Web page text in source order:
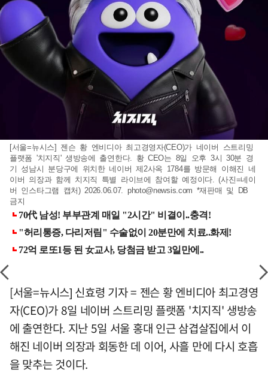
[서울=뉴시스] 젠슨 황 엔비디아 최고경영자(CEO)가 네이버 스트리밍
플랫폼 '치지직' 생방송에 출연한다. 황 CEO는 8일 오후 3시 30분 경
기 성남시 분당구에 위치한 네이버 제2사옥 1784를 방문해 이해진 네
이버 의장과 함께 치지직 특별 라이브에 참여할 예정이다. (사진=네이
버 인스타그램 캡처) 2026.06.07. photo@newsis.com *재판매 및 DB
금지
[서울=뉴시스] 신효령 기자 = 젠슨 황 엔비디아 최고경영
자(CEO)가 8일 네이버 스트리밍 플랫폼 '치지직' 생방송
에 출연한다. 지난 5일 서울 홍대 인근 삼겹살집에서 이
해진 네이버 의장과 회동한 데 이어, 사흘 만에 다시 호흡
을 맞추는 것이다.